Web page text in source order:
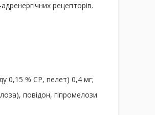
рецепторів.
0,15 % СР, пелет) 0,4 мг;
повідон, гіпромелози